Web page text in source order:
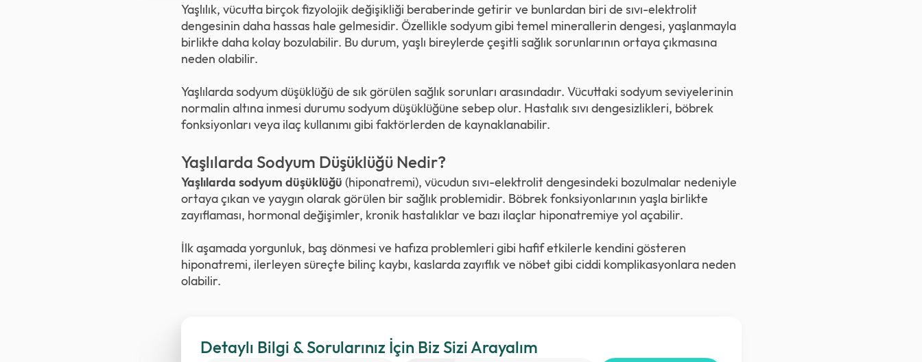
Yaşlılık, vücutta birçok fizyolojik değişikliği beraberinde getirir ve bunlardan biri de sıvı-elektrolit
dengesinin daha hassas hale gelmesidir. Özellikle sodyum gibi temel minerallerin dengesi, yaşlanmayla
birlikte daha kolay bozulabilir. Bu durum, yaşlı bireylerde çeşitli sağlık sorunlarının ortaya çıkmasına
neden olabilir.
Yaşlılarda sodyum düşüklüğü de sık görülen sağlık sorunları arasındadır. Vücuttaki sodyum seviyelerinin
normalin altına inmesi durumu sodyum düşüklüğüne sebep olur. Hastalık sıvı dengesizlikleri, böbrek
fonksiyonları veya ilaç kullanımı gibi faktörlerden de kaynaklanabilir.
Yaşlılarda Sodyum Düşüklüğü Nedir?
Yaşlılarda sodyum düşüklüğü (hiponatremi), vücudun sıvı-elektrolit dengesindeki bozulmalar nedeniyle
ortaya çıkan ve yaygın olarak görülen bir sağlık problemidir. Böbrek fonksiyonlarının yaşla birlikte
zayıflaması, hormonal değişimler, kronik hastalıklar ve bazı ilaçlar hiponatremiye yol açabilir.
İlk aşamada yorgunluk, baş dönmesi ve hafıza problemleri gibi hafif etkilerle kendini gösteren
hiponatremi, ilerleyen süreçte bilinç kaybı, kaslarda zayıflık ve nöbet gibi ciddi komplikasyonlara neden
olabilir.
Detaylı Bilgi & Sorularınız İçin Biz Sizi Arayalım